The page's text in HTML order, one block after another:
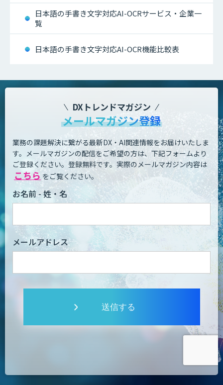
日本語の手書き文字対応AI-OCRサービス・企業一
覧
日本語の手書き文字対応AI-OCR機能比較表
DXトレンドマガジン
メールマガジン登録
業務の課題解決に繋がる最新DX・AI関連情報をお届けいたしま
す。 メールマガジンの配信をご希望の方は、下記フォームより
ご登録ください。登録無料です。 実際のメールマガジン内容は
こちら をご覧ください。
お名前 - 姓・名
メールアドレス
送信する